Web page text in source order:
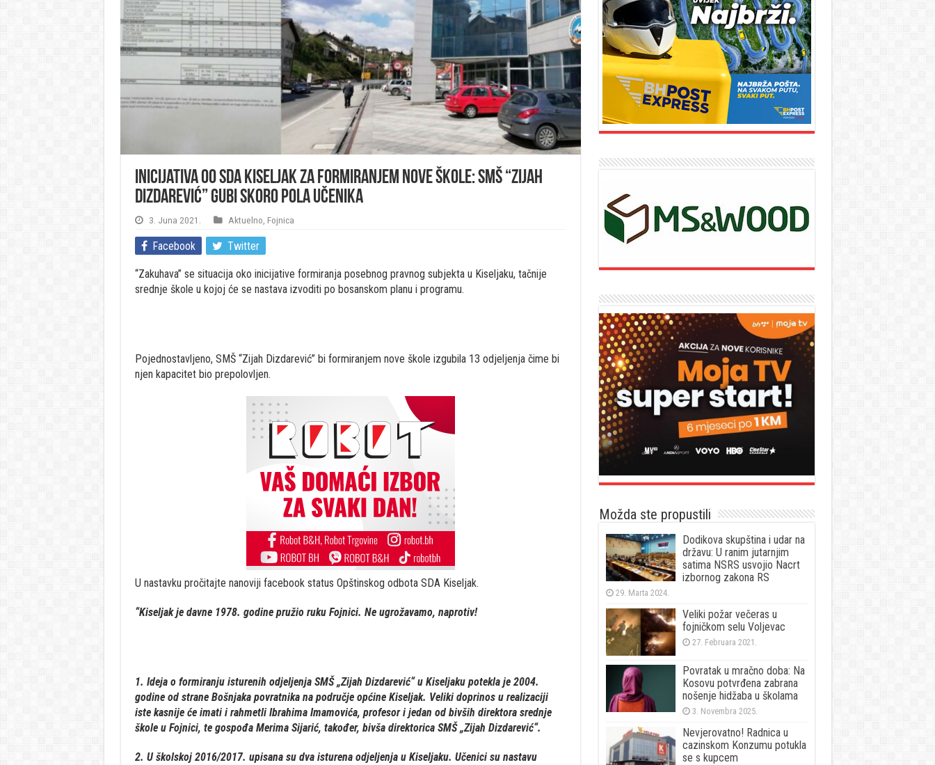
Inicijativa OO SDA Kiseljak za formiranjem nove škole: SMŠ “Zijah
Dizdarević” gubi skoro pola učenika
3. Juna 2021. Aktuelno Fojnica
Facebook Twitter
“Zakuhava” se situacija oko inicijative formiranja posebnog pravnog subjekta u Kiseljaku, tačnije
srednje škole u kojoj će se nastava izvoditi po bosanskom planu i programu.
Pojednostavljeno, SMŠ “Zijah Dizdarević” bi formiranjem nove škole izgubila 13 odjeljenja čime bi
njen kapacitet bio prepolovljen.
U nastavku pročitajte nanoviji facebook status Opštinskog odbota SDA Kiseljak.
“Kiseljak je davne 1978. godine pružio ruku Fojnici. Ne ugrožavamo, naprotiv!
1. Ideja o formiranju isturenih odjeljenja SMŠ „Zijah Dizdarević“ u Kiseljaku potekla je 2004.
godine od strane Bošnjaka povratnika na područje općine Kiseljak. Veliki doprinos u realizaciji
iste kasnije će imati i rahmetli Ibrahima Imamovića, profesor i jedan od bivših direktora srednje
škole u Fojnici, te gospođa Merima Sijarić, također, bivša direktorica SMŠ „Zijah Dizdarević“.
2. U školskoj 2016/2017. upisana su dva isturena odjeljenja u Kiseljaku. Učenici su nastavu
Možda ste propustili
Dodikova skupština i udar na
državu: U ranim jutarnjim
satima NSRS usvojio Nacrt
izbornog zakona RS
29. Marta 2024.
Veliki požar večeras u
fojničkom selu Voljevac
27. Februara 2021.
Povratak u mračno doba: Na
Kosovu potvrđena zabrana
nošenje hidžaba u školama
3. Novembra 2025.
Nevjerovatno! Radnica u
cazinskom Konzumu potukla
se s kupcem